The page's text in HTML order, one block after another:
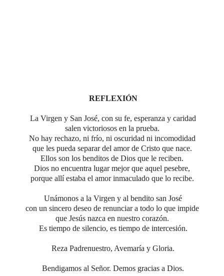
REFLEXIÓN
La Virgen y San José, con su fe, esperanza y caridad
salen victoriosos en la prueba.
No hay rechazo, ni frío, ni oscuridad ni incomodidad
que les pueda separar del amor de Cristo que nace.
Ellos son los benditos de Dios que le reciben.
Dios no encuentra lugar mejor que aquel pesebre,
porque allí estaba el amor inmaculado que lo recibe.
Unámonos a la Virgen y al bendito san José
con un sincero deseo de renunciar a todo lo que impide
que Jesús nazca en nuestro corazón.
Es tiempo de silencio, es tiempo de intercesión.
Reza Padrenuestro, Avemaría y Gloria.
Bendigamos al Señor. Demos gracias a Dios.